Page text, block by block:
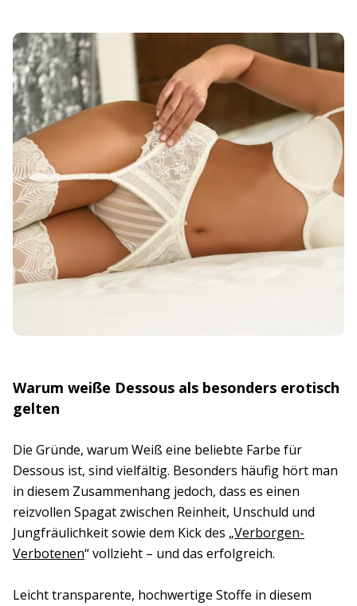
Warum weiße Dessous als besonders erotisch
gelten
Die Gründe, warum Weiß eine beliebte Farbe für
Dessous ist, sind vielfältig. Besonders häufig hört man
in diesem Zusammenhang jedoch, dass es einen
reizvollen Spagat zwischen Reinheit, Unschuld und
Jungfräulichkeit sowie dem Kick des „Verborgen-
Verbotenen“ vollzieht – und das erfolgreich.
Leicht transparente, hochwertige Stoffe in diesem